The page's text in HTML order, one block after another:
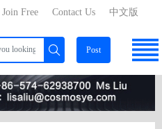
中文版
Contact Us
Join Free
Post